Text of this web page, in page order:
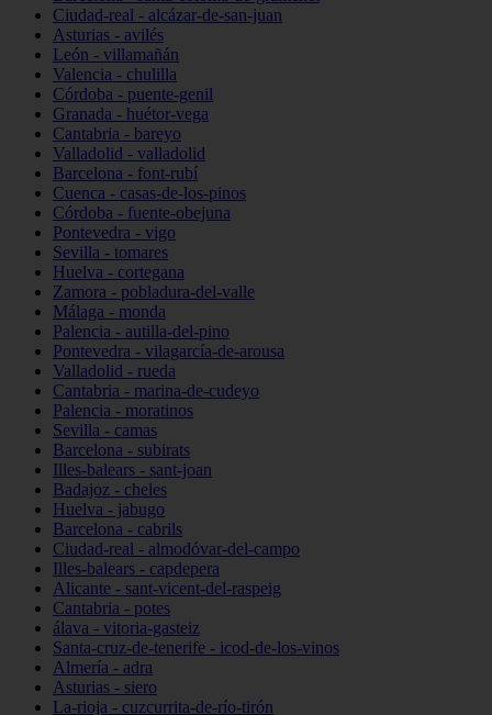
Ciudad-real - alcázar-de-san-juan
Asturias - avilés
León - villamañán
Valencia - chulilla
Córdoba - puente-genil
Granada - huétor-vega
Cantabria - bareyo
Valladolid - valladolid
Barcelona - font-rubí
Cuenca - casas-de-los-pinos
Córdoba - fuente-obejuna
Pontevedra - vigo
Sevilla - tomares
Huelva - cortegana
Zamora - pobladura-del-valle
Málaga - monda
Palencia - autilla-del-pino
Pontevedra - vilagarcía-de-arousa
Valladolid - rueda
Cantabria - marina-de-cudeyo
Palencia - moratinos
Sevilla - camas
Barcelona - subirats
Illes-balears - sant-joan
Badajoz - cheles
Huelva - jabugo
Barcelona - cabrils
Ciudad-real - almodóvar-del-campo
Illes-balears - capdepera
Alicante - sant-vicent-del-raspeig
Cantabria - potes
álava - vitoria-gasteiz
Santa-cruz-de-tenerife - icod-de-los-vinos
Almería - adra
Asturias - siero
La-rioja - cuzcurrita-de-río-tirón